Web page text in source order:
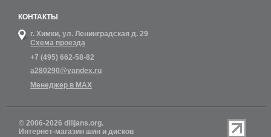
КОНТАКТЫ
г. Химки, ул. Ленинградская д. 29
Схема проезда
+7 (495) 662-58-82
a280290@yandex.ru
Менеджер в MAX
© 2006-2026 dilijans.org.
Интернет-магазин шин и дисков